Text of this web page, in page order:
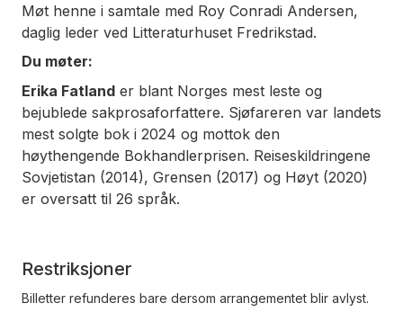
Møt henne i samtale med Roy Conradi Andersen,
daglig leder ved Litteraturhuset Fredrikstad.
Du møter:
Erika Fatland er blant Norges mest leste og
bejublede sakprosaforfattere. Sjøfareren var landets
mest solgte bok i 2024 og mottok den
høythengende Bokhandlerprisen. Reiseskildringene
Sovjetistan (2014), Grensen (2017) og Høyt (2020)
er oversatt til 26 språk.
Restriksjoner
Billetter refunderes bare dersom arrangementet blir avlyst.